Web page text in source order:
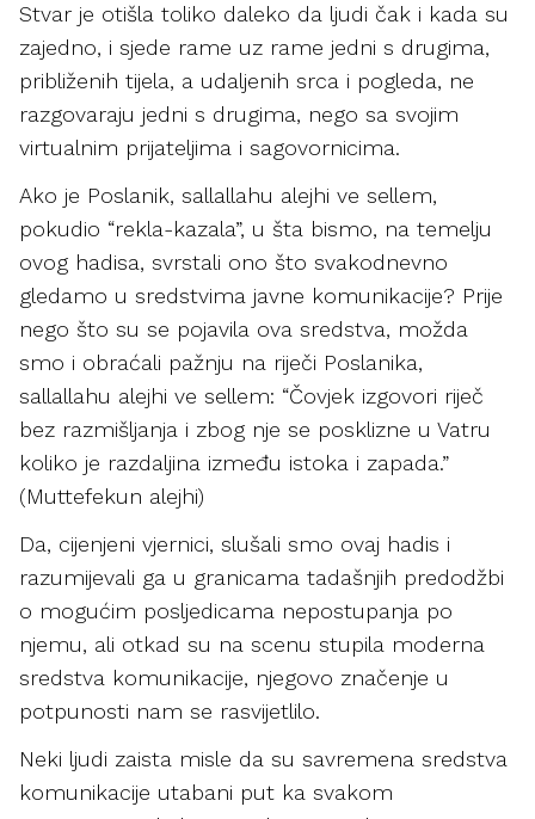
Stvar je otišla toliko daleko da ljudi čak i kada su
zajedno, i sjede rame uz rame jedni s drugima,
približenih tijela, a udaljenih srca i pogleda, ne
razgovaraju jedni s drugima, nego sa svojim
virtualnim prijateljima i sagovornicima.
Ako je Poslanik, sallallahu alejhi ve sellem,
pokudio “rekla-kazala”, u šta bismo, na temelju
ovog hadisa, svrstali ono što svakodnevno
gledamo u sredstvima javne komunikacije? Prije
nego što su se pojavila ova sredstva, možda
smo i obraćali pažnju na riječi Poslanika,
sallallahu alejhi ve sellem: “Čovjek izgovori riječ
bez razmišljanja i zbog nje se posklizne u Vatru
koliko je razdaljina između istoka i zapada.”
(Muttefekun alejhi)
Da, cijenjeni vjernici, slušali smo ovaj hadis i
razumijevali ga u granicama tadašnjih predodžbi
o mogućim posljedicama nepostupanja po
njemu, ali otkad su na scenu stupila moderna
sredstva komunikacije, njegovo značenje u
potpunosti nam se rasvijetlilo.
Neki ljudi zaista misle da su savremena sredstva
komunikacije utabani put ka svakom